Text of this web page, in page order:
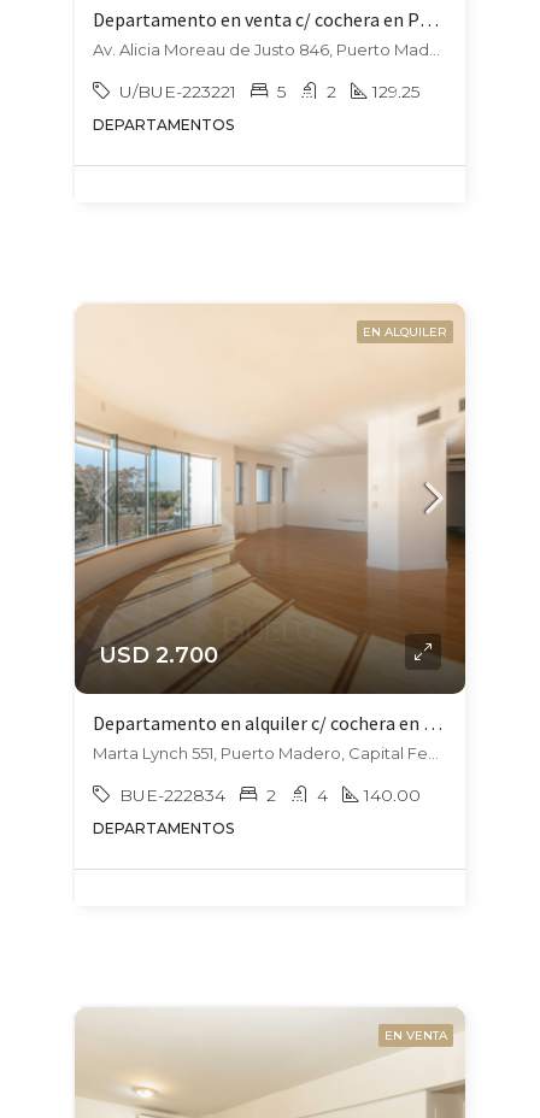
Departamento en venta c/ cochera en Puerto Madero
U/BUE-223221 5 2 129.25
DEPARTAMENTOS
EN ALQUILER
USD 2.700
Departamento en alquiler c/ cochera en Puerto Madero
BUE-222834 2 4 140.00
DEPARTAMENTOS
EN VENTA